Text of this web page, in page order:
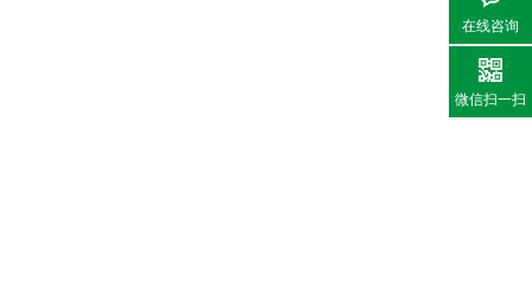
在线咨询
微信扫一扫